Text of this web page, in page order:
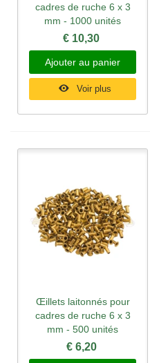
cadres de ruche 6 x 3
mm - 1000 unités
€ 10,30
Ajouter au panier
Voir plus
Œillets laitonnés pour
cadres de ruche 6 x 3
mm - 500 unités
€ 6,20